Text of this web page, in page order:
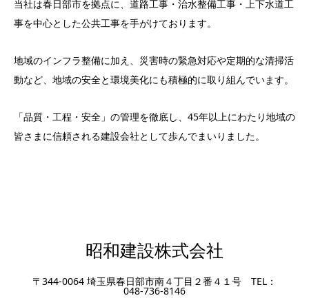
当社は春日部市を拠点に、道路工事・治水整備工事・上下水道工
事を中心とした公共工事を手がけております。
地域のインフラ整備に加え、災害時の緊急対応や定期的な清掃活
動など、地域の安全と環境美化にも積極的に取り組んでいます。
「品質・工程・安全」の管理を徹底し、45年以上にわたり地域の
皆さまに信頼される建設会社として歩んでまいりました。
昭和建設株式会社
〒344-0064 埼玉県春日部市南４丁目２番４１号 TEL：
048-736-8146